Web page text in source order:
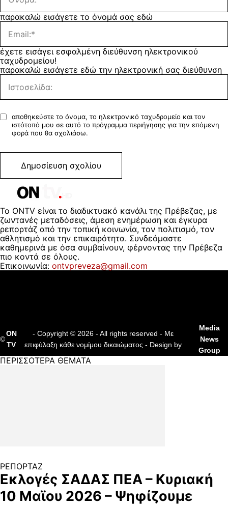
παρακαλώ εισάγετε το όνομά σας εδώ
έχετε εισάγει εσφαλμένη διεύθυνση ηλεκτρονικού
ταχυδρομείου!
παρακαλώ εισάγετε εδώ την ηλεκτρονική σας διεύθυνση
αποθηκεύστε το όνομα, το ηλεκτρονικό ταχυδρομείο και τον
ιστότοπό μου σε αυτό το πρόγραμμα περιήγησης για την επόμενη
φορά που θα σχολιάσω.
Το ONTV είναι το διαδικτυακό κανάλι της Πρέβεζας, με
ζωντανές μεταδόσεις, άμεση ενημέρωση και έγκυρα
ρεπορτάζ από την τοπική κοινωνία, τον πολιτισμό, τον
αθλητισμό και την επικαιρότητα. Συνδεόμαστε
καθημερινά με όσα συμβαίνουν, φέρνοντας την Πρέβεζα
πιο κοντά σε όλους.
Επικοινωνία: ontvpreveza@gmail.com
©
ON
TV
- Copyright © 2026 - All rights reserved - Με
επιφύλαξη κάθε νομίμου δικαιώματος - Design by
Media
News
Group
ΠΕΡΙΣΣΟΤΕΡΑ ΘΕΜΑΤΑ
ΡΕΠΟΡΤΑΖ
Εκλογές ΣΑΔΑΣ ΠΕΑ – Κυριακή
10 Μαϊου 2026 – Ψηφίζουμε